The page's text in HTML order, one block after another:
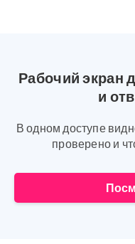
Рабочий экран
и
В одном доступе
проверено и